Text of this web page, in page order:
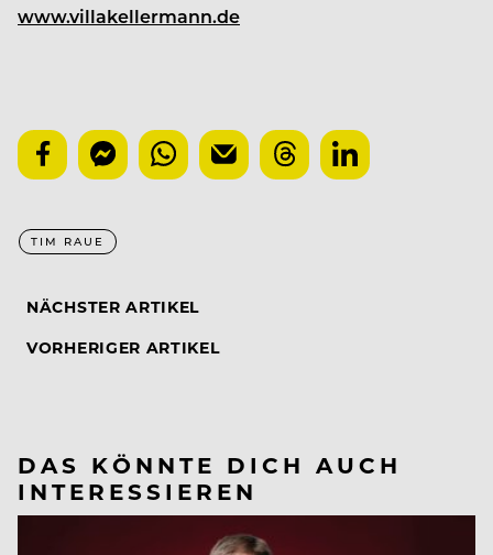
www.villakellermann.de
TIM RAUE
NÄCHSTER ARTIKEL
VORHERIGER ARTIKEL
DAS KÖNNTE DICH AUCH
INTERESSIEREN